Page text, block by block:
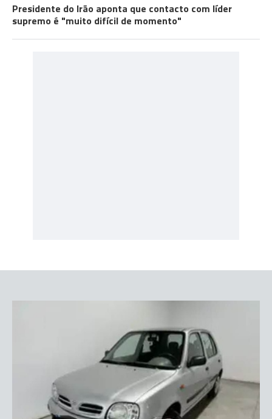
Presidente do Irão aponta que contacto com líder
supremo é "muito difícil de momento"